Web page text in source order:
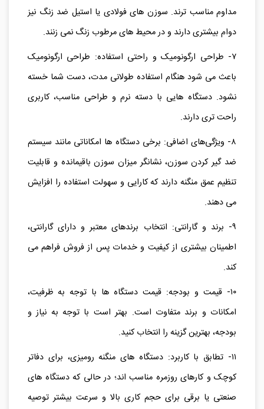
مداوم مناسب‌ ترند. سوزن‌ های فولادی یا استیل ضد زنگ نیز
دوام بیشتری دارند و در محیط‌ های مرطوب زنگ نمی‌ زنند.
۷- طراحی ارگونومیک و راحتی استفاده: طراحی ارگونومیک
باعث می‌ شود هنگام استفاده طولانی مدت، دست شما خسته
نشود. دستگاه‌ هایی با دسته نرم و طراحی مناسب، کاربری
راحت‌ تری دارند.
۸- ویژگی‌های اضافی: برخی دستگاه‌ ها امکاناتی مانند سیستم
ضد گیر کردن سوزن، نشانگر میزان سوزن باقیمانده و قابلیت
تنظیم عمق منگنه دارند که کارایی و سهولت استفاده را افزایش
می‌ دهند.
۹- برند و گارانتی: انتخاب برندهای معتبر و دارای گارانتی،
اطمینان بیشتری از کیفیت و خدمات پس از فروش فراهم می‌
کند.
۱۰- قیمت و بودجه: قیمت دستگاه‌ ها با توجه به ظرفیت،
امکانات و برند متفاوت است. بهتر است با توجه به نیاز و
بودجه، بهترین گزینه را انتخاب کنید.
۱۱- تطابق با کاربرد: دستگاه‌ های منگنه رومیزی، برای دفاتر
کوچک و کارهای روزمره مناسب‌ اند؛ در حالی که دستگاه‌ های
صنعتی یا برقی برای حجم کاری بالا و سرعت بیشتر توصیه